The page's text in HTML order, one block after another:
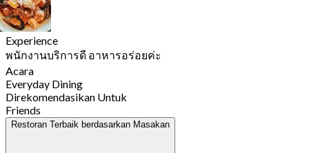
Experience
พนักงานบริการดี อาหารอร่อยค่ะ
Acara
Everyday Dining
Direkomendasikan Untuk
Friends
Restoran Terbaik berdasarkan Masakan